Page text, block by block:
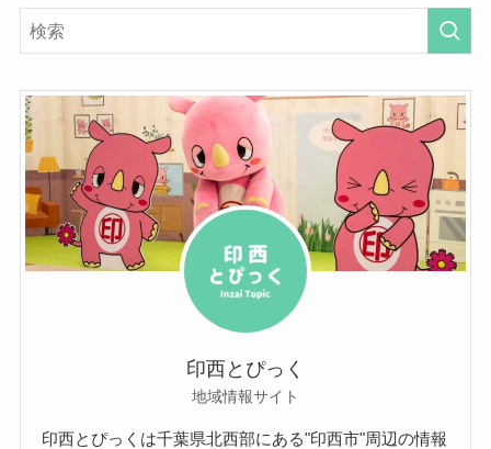
印西とぴっく
地域情報サイト
印西とぴっくは千葉県北西部にある"印西市"周辺の情報